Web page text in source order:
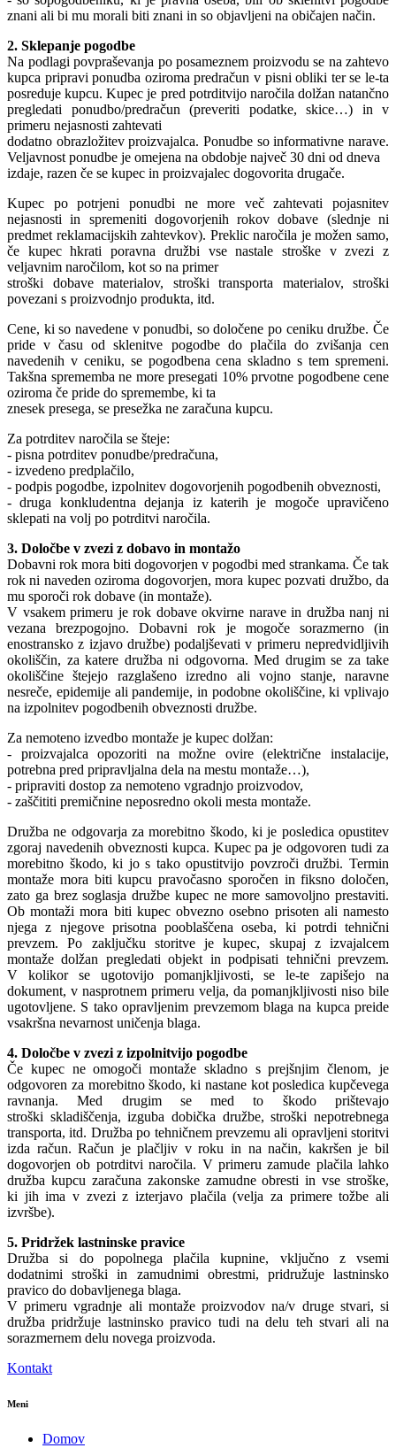
znani ali bi mu morali biti znani in so objavljeni na običajen način.
2. Sklepanje pogodbe
Na podlagi povpraševanja po posameznem proizvodu se na zahtevo
kupca pripravi ponudba oziroma predračun v pisni obliki ter se le-ta
posreduje kupcu. Kupec je pred potrditvijo naročila dolžan natančno
pregledati ponudbo/predračun (preveriti podatke, skice…) in v
primeru nejasnosti zahtevati
dodatno obrazložitev proizvajalca. Ponudbe so informativne narave.
Veljavnost ponudbe je omejena na obdobje največ 30 dni od dneva
izdaje, razen če se kupec in proizvajalec dogovorita drugače.
Kupec po potrjeni ponudbi ne more več zahtevati pojasnitev
nejasnosti in spremeniti dogovorjenih rokov dobave (slednje ni
predmet reklamacijskih zahtevkov). Preklic naročila je možen samo,
če kupec hkrati poravna družbi vse nastale stroške v zvezi z
veljavnim naročilom, kot so na primer
stroški dobave materialov, stroški transporta materialov, stroški
povezani s proizvodnjo produkta, itd.
Cene, ki so navedene v ponudbi, so določene po ceniku družbe. Če
pride v času od sklenitve pogodbe do plačila do zvišanja cen
navedenih v ceniku, se pogodbena cena skladno s tem spremeni.
Takšna sprememba ne more presegati 10% prvotne pogodbene cene
oziroma če pride do spremembe, ki ta
znesek presega, se presežka ne zaračuna kupcu.
Za potrditev naročila se šteje:
- pisna potrditev ponudbe/predračuna,
- izvedeno predplačilo,
- podpis pogodbe, izpolnitev dogovorjenih pogodbenih obveznosti,
- druga konkludentna dejanja iz katerih je mogoče upravičeno
sklepati na volj po potrditvi naročila.
3. Določbe v zvezi z dobavo in montažo
Dobavni rok mora biti dogovorjen v pogodbi med strankama. Če tak
rok ni naveden oziroma dogovorjen, mora kupec pozvati družbo, da
mu sporoči rok dobave (in montaže).
V vsakem primeru je rok dobave okvirne narave in družba nanj ni
vezana brezpogojno. Dobavni rok je mogoče sorazmerno (in
enostransko z izjavo družbe) podaljševati v primeru nepredvidljivih
okoliščin, za katere družba ni odgovorna. Med drugim se za take
okoliščine štejejo razglašeno izredno ali vojno stanje, naravne
nesreče, epidemije ali pandemije, in podobne okoliščine, ki vplivajo
na izpolnitev pogodbenih obveznosti družbe.
Za nemoteno izvedbo montaže je kupec dolžan:
- proizvajalca opozoriti na možne ovire (električne instalacije,
potrebna pred pripravljalna dela na mestu montaže…),
- pripraviti dostop za nemoteno vgradnjo proizvodov,
- zaščititi premičnine neposredno okoli mesta montaže.
Družba ne odgovarja za morebitno škodo, ki je posledica opustitev
zgoraj navedenih obveznosti kupca. Kupec pa je odgovoren tudi za
morebitno škodo, ki jo s tako opustitvijo povzroči družbi. Termin
montaže mora biti kupcu pravočasno sporočen in fiksno določen,
zato ga brez soglasja družbe kupec ne more samovoljno prestaviti.
Ob montaži mora biti kupec obvezno osebno prisoten ali namesto
njega z njegove prisotna pooblaščena oseba, ki potrdi tehnični
prevzem. Po zaključku storitve je kupec, skupaj z izvajalcem
montaže dolžan pregledati objekt in podpisati tehnični prevzem.
V kolikor se ugotovijo pomanjkljivosti, se le-te zapišejo na
dokument, v nasprotnem primeru velja, da pomanjkljivosti niso bile
ugotovljene. S tako opravljenim prevzemom blaga na kupca preide
vsakršna nevarnost uničenja blaga.
4. Določbe v zvezi z izpolnitvijo pogodbe
Če kupec ne omogoči montaže skladno s prejšnjim členom, je
odgovoren za morebitno škodo, ki nastane kot posledica kupčevega
ravnanja. Med drugim se med to škodo prištevajo
stroški skladiščenja, izguba dobička družbe, stroški nepotrebnega
transporta, itd. Družba po tehničnem prevzemu ali opravljeni storitvi
izda račun. Račun je plačljiv v roku in na način, kakršen je bil
dogovorjen ob potrditvi naročila. V primeru zamude plačila lahko
družba kupcu zaračuna zakonske zamudne obresti in vse stroške,
ki jih ima v zvezi z izterjavo plačila (velja za primere tožbe ali
izvršbe).
5. Pridržek lastninske pravice
Družba si do popolnega plačila kupnine, vključno z vsemi
dodatnimi stroški in zamudnimi obrestmi, pridružuje lastninsko
pravico do dobavljenega blaga.
V primeru vgradnje ali montaže proizvodov na/v druge stvari, si
družba pridržuje lastninsko pravico tudi na delu teh stvari ali na
sorazmernem delu novega proizvoda.
Kontakt
Meni
Domov